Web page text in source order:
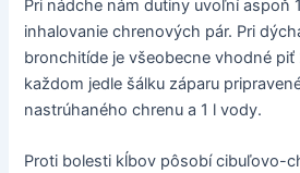
Pri nádche nám dutiny uvoľní aspoň
inhalovanie chrenových pár. Pri
bronchitíde je všeobecne vhodné
každom jedle šálku záparu
nastrúhaného chrenu a 1 l vody.
Proti bolesti kĺbov pôsobí cibuľovo-